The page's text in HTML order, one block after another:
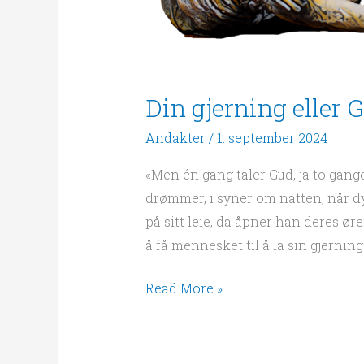
Din gjerning eller
Andakter/ 1. september 2024
«Men én gang taler Gud, ja to
drømmer, i syner om natten, når
på sitt leie, da åpner han deres
å få mennesket til å la sin
Read More »